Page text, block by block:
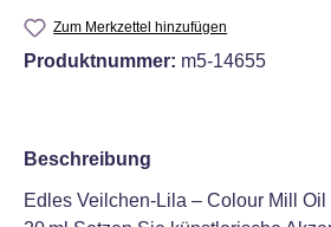
Zum Merkzettel hinzufügen
Produktnummer: m5-14655
Beschreibung
Edles Veilchen‑Lila – Colour Mill Oil